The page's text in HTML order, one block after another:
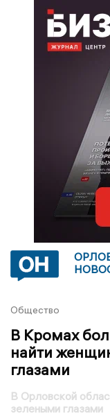
Общество
В Кромах
найти
глазами
В Орловской
зелеными глазами